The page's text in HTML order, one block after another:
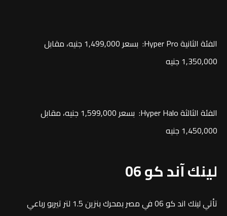
الفئة الثانية Hyper Pro: بسعر 1,499,000 جنيه، مقابل
1,350,000 جنيه
الفئة الثالثة Hyper Halo: بسعر 1,599,000 جنيه، مقابل
1,450,000 جنيه
لينك آند كو 06
تأتي لينك اند كو 06 في مصر بمحرك بنزين 1.5 لتر تيربو رباعي